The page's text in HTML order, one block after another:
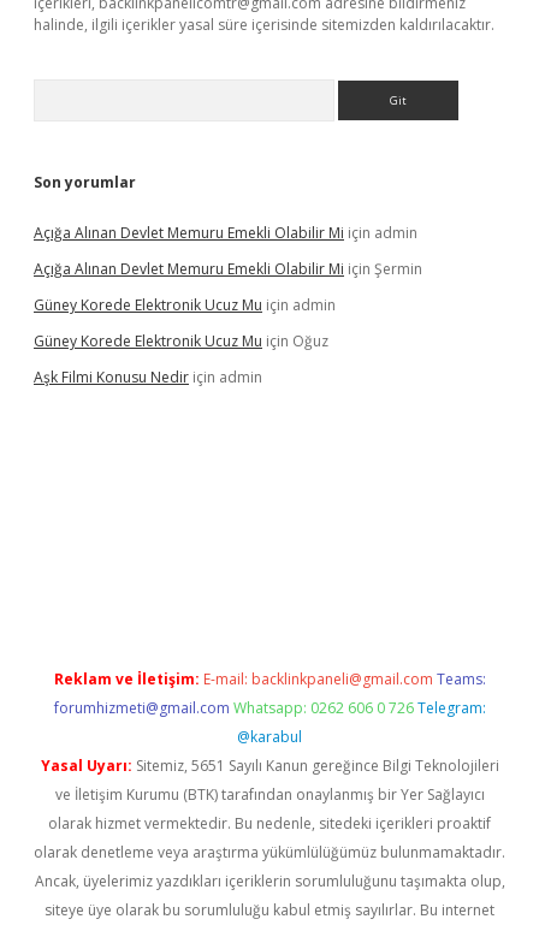
halinde, ilgili içerikler yasal süre içerisinde sitemizden kaldırılacaktır.
Son yorumlar
Açığa Alınan Devlet Memuru Emekli Olabilir Mi için admin
Açığa Alınan Devlet Memuru Emekli Olabilir Mi için Şermin
Güney Korede Elektronik Ucuz Mu için admin
Güney Korede Elektronik Ucuz Mu için Oğuz
Aşk Filmi Konusu Nedir için admin
Reklam ve İletişim: E-mail: backlinkpaneli@gmail.com Teams:
forumhizmeti@gmail.com Whatsapp: 0262 606 0 726 Telegram:
@karabul
Yasal Uyarı: Sitemiz, 5651 Sayılı Kanun gereğince Bilgi Teknolojileri
ve İletişim Kurumu (BTK) tarafından onaylanmış bir Yer Sağlayıcı
olarak hizmet vermektedir. Bu nedenle, sitedeki içerikleri proaktif
olarak denetleme veya araştırma yükümlülüğümüz bulunmamaktadır.
Ancak, üyelerimiz yazdıkları içeriklerin sorumluluğunu taşımakta olup,
siteye üye olarak bu sorumluluğu kabul etmiş sayılırlar. Bu internet